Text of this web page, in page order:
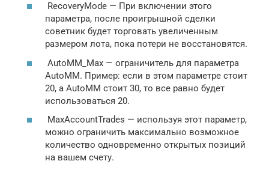
RecoveryMode — При включении этого
параметра, после проигрышной сделки
советник будет торговать увеличенным
размером лота, пока потери не восстановятся.
AutoMM_Max — ограничитель для параметра
AutoMM. Пример: если в этом параметре стоит
20, а AutoMM стоит 30, то все равно будет
использоваться 20.
MaxAccountTrades — используя этот параметр,
можно ограничить максимально возможное
количество одновременно открытых позиций
на вашем счету.